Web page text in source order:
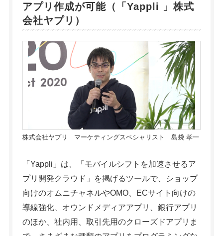
アプリ作成が可能（「 Yappli 」株式
会社ヤプリ）
株式会社ヤプリ マーケティングスペシャリスト 島袋 孝一
「Yappli」は、「モバイルシフトを加速させるア
プリ開発クラウド」を掲げるツールで、ショップ
向けのオムニチャネルやOMO、ECサイト向けの
導線強化、オウンドメディアアプリ、銀行アプリ
のほか、社内用、取引先用のクローズドアプリま